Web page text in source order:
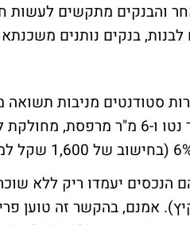
והבנקים מתקשים לעשות
בנקים נותנים
הנכסים יעמדו ריק ללא
אמנם, בהקשר זה טוען פרי